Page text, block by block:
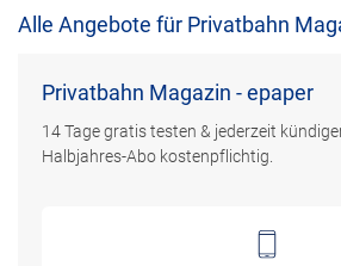
Alle Angebote für Privatbahn
Privatbahn Magazin - epaper
14 Tage gratis testen & jederzeit
Halbjahres-Abo kostenpflichtig.